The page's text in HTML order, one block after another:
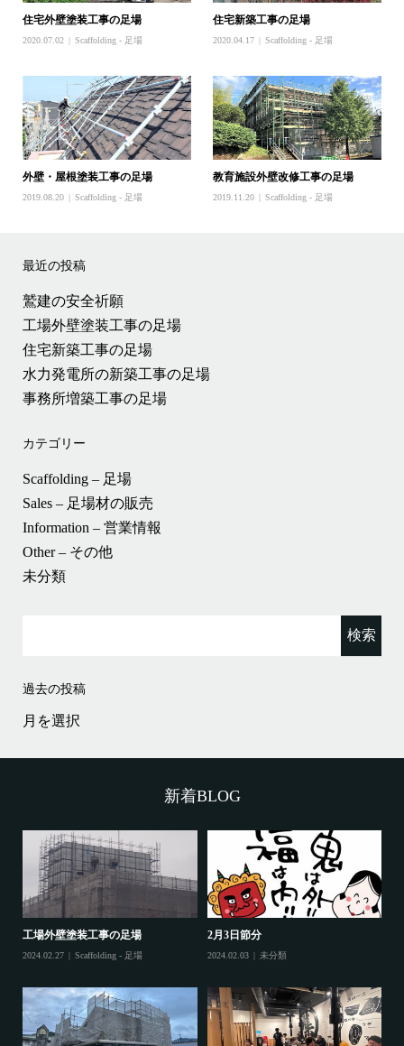
住宅外壁塗装工事の足場
2020.07.02 Scaffolding - 足場
住宅新築工事の足場
2020.04.17 Scaffolding - 足場
外壁・屋根塗装工事の足場
2019.08.20 Scaffolding - 足場
教育施設外壁改修工事の足場
2019.11.20 Scaffolding - 足場
最近の投稿
鷲建の安全祈願
工場外壁塗装工事の足場
住宅新築工事の足場
水力発電所の新築工事の足場
事務所増築工事の足場
カテゴリー
Scaffolding – 足場
Sales – 足場材の販売
Information – 営業情報
Other – その他
未分類
過去の投稿
過
去
投
新着BLOG
工場外壁塗装工事の足場
2024.02.27 Scaffolding - 足場
2月3日節分
2024.02.03 未分類